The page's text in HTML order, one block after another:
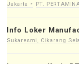
Jakarta PT.
Info Loker
Sukaresmi, Cikarang